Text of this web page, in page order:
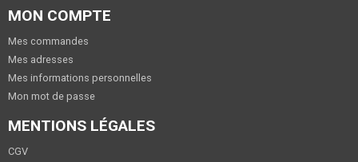
MON COMPTE
Mes commandes
Mes adresses
Mes informations personnelles
Mon mot de passe
MENTIONS LÉGALES
CGV